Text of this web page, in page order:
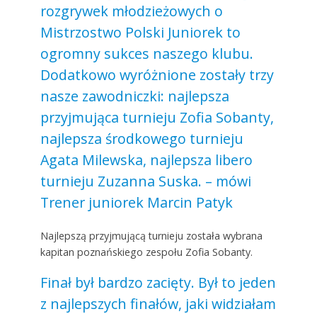
rozgrywek młodzieżowych o
Mistrzostwo Polski Juniorek to
ogromny sukces naszego klubu.
Dodatkowo wyróżnione zostały trzy
nasze zawodniczki: najlepsza
przyjmująca turnieju Zofia Sobanty,
najlepsza środkowego turnieju
Agata Milewska, najlepsza libero
turnieju Zuzanna Suska. – mówi
Trener juniorek Marcin Patyk
Najlepszą przyjmującą turnieju została wybrana
kapitan poznańskiego zespołu Zofia Sobanty.
Finał był bardzo zacięty. Był to jeden
z najlepszych finałów, jaki widziałam